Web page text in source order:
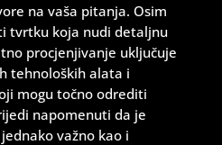
na vaša pitanja. Osim
tvrtku koja nudi detaljnu
procjenjivanje uključuje
tehnoloških alata i
mogu točno odrediti
napomenuti da je
važno kao i